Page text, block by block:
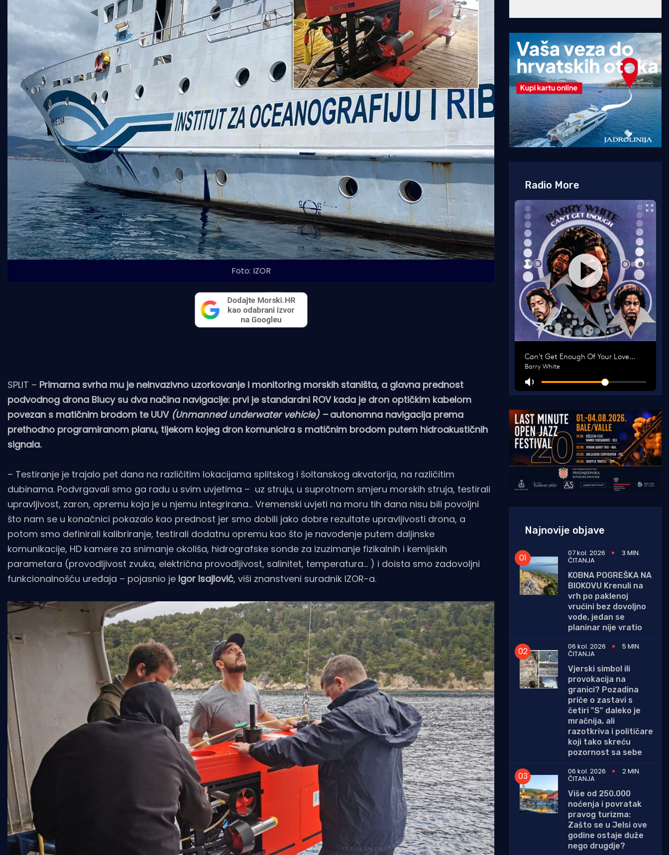
Foto: IZOR
SPLIT – Primarna svrha mu je neinvazivno uzorkovanje i monitoring morskih staništa, a glavna prednost
podvodnog drona Blucy su dva načina navigacije: prvi je standardni ROV kada je dron optičkim kabelom
povezan s matičnim brodom te UUV(Unmanned underwater vehicle) –autonomna navigacija prema
prethodno programiranom planu, tijekom kojeg dron komunicira s matičnim brodom putem hidroakustičnih
signala.
– Testiranje je trajalo pet dana na različitim lokacijama splitskog i šoltanskog akvatorija, na različitim
dubinama. Podvrgavali smo ga radu u svim uvjetima – uz struju, u suprotnom smjeru morskih struja, testirali
upravljivost, zaron, opremu koja je u njemu integrirana… Vremenski uvjeti na moru tih dana nisu bili povoljni
što nam se u konačnici pokazalo kao prednost jer smo dobili jako dobre rezultate upravljivosti drona, a
potom smo definirali kalibriranje, testirali dodatnu opremu kao što je navođenje putem daljinske
komunikacije, HD kamere za snimanje okoliša, hidrografske sonde za izuzimanje fizikalnih i kemijskih
parametara (provodljivost zvuka, električna provodljivost, salinitet, temperatura… ) i doista smo zadovoljni
funkcionalnošću uređaja – pojasnio je Igor Isajlović, viši znanstveni suradnik IZOR-a.
Radio More
Najnovije objave
07 kol. 2026 3 MIN.
ČITANJA
KOBNA POGREŠKA NA
BIOKOVU Krenuli na
vrh po paklenoj
vrućini bez dovoljno
vode, jedan se
planinar nije vratio
06 kol. 2026
5 MIN.
ČITANJA
Vjerski simbol ili
provokacija na
granici? Pozadina
priče o zastavi s
četiri "S" daleko je
mračnija, ali
razotkriva i političare
koji tako skreću
pozornost sa sebe
06 kol. 2026
2 MIN.
ČITANJA
Više od 250.000
noćenja i povratak
pravog turizma:
Zašto se u Jelsi ove
godine ostaje duže
nego drugdje?